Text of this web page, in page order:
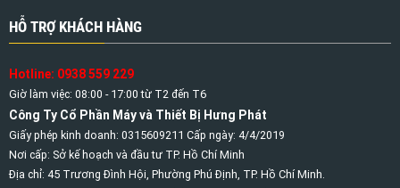
HỖ TRỢ KHÁCH HÀNG
Hotline: 0938 559 229
Giờ làm việc: 08:00 - 17:00 từ T2 đến T6
Công Ty Cổ Phần Máy và Thiết Bị Hưng Phát
Giấy phép kinh doanh: 0315609211 Cấp ngày: 4/4/2019
Nơi cấp: Sở kế hoạch và đầu tư TP. Hồ Chí Minh
Địa chỉ: 45 Trương Đình Hội, Phường Phú Định, TP. Hồ Chí Minh.